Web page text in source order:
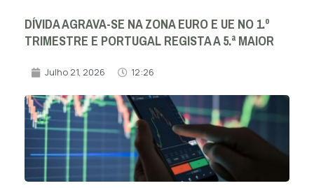
DÍVIDA AGRAVA-SE NA ZONA EURO E UE NO 1.º
TRIMESTRE E PORTUGAL REGISTA A 5.ª MAIOR
Julho 21, 2026 12:26